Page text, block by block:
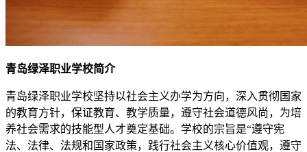
青岛绿泽职业学校简介
青岛绿泽职业学校坚持以社会主义办学为方向，深入贯彻国家
的教育方针，保证教育、教学质量，遵守社会道德风尚，为培
养社会需求的技能型人才奠定基础。学校的宗旨是“遵守宪
法、法律、法规和国家政策，践行社会主义核心价值观，遵守